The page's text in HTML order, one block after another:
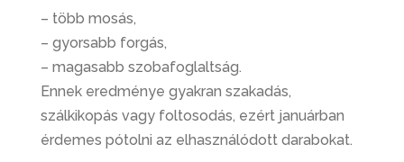
– több mosás,
– gyorsabb forgás,
– magasabb szobafoglaltság.
Ennek eredménye gyakran szakadás,
szálkikopás vagy foltosodás, ezért januárban
érdemes pótolni az elhasználódott darabokat.